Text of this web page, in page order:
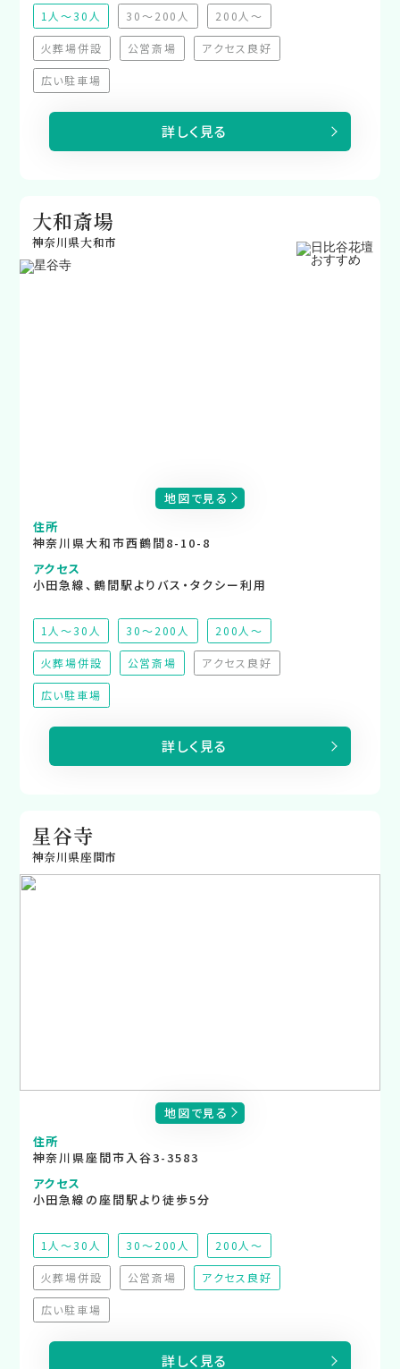
1人～30人
30～200人
（非推奨）
200人～
（非推奨）
火葬場併設
（非対応）
公営斎場
（非対応）
アクセス良好
（非対応）
広い駐車場
（非対応）
詳しく見る
大和斎場
神奈川県大和市
地図で見る
住所
神奈川県大和市西鶴間8-10-8
アクセス
小田急線、鶴間駅よりバス・タクシー利用
1人～30人 30～200人 200人～
火葬場併設 公営斎場
アクセス良好
（非対応）
広い駐車場
詳しく見る
星谷寺
神奈川県座間市
地図で見る
住所
神奈川県座間市入谷3-3583
アクセス
小田急線の座間駅より徒歩5分
1人～30人 30～200人 200人～
火葬場併設
（非対応）
公営斎場
（非対応）
アクセス良好
広い駐車場
（非対応）
詳しく見る